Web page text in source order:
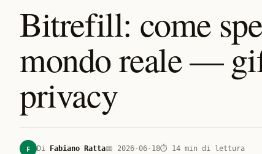
Bitrefill: come
mondo reale —
privacy
F Di Fabiano Ratta📅 2026-06-18⏱ 14 min di lettura